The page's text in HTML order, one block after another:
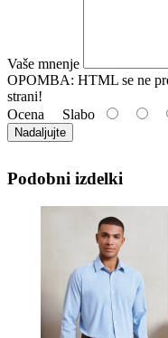
Vaše mnenje
OPOMBA: HTML se ne
strani!
Ocena Slabo
Nadaljujte
Podobni izdelki